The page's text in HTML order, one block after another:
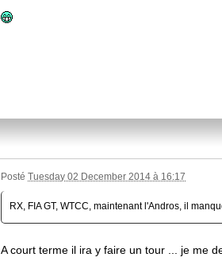
PostéTuesday 02 December 2014 à 16:17
RX, FIA GT, WTCC, maintenant l'Andros, il
A court terme il ira y faire un tour ... je me